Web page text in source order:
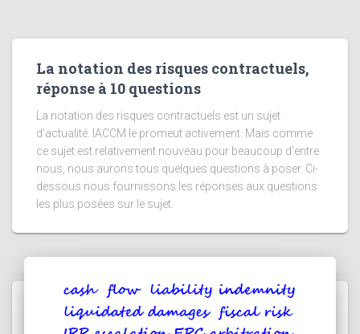
La notation des risques contractuels,
réponse à 10 questions
La notation des risques contractuels est un sujet
d’actualité. IACCM le promeut activement. Mais comme
ce sujet est relativement nouveau pour beaucoup d'entre
nous, nous aurons tous quelques questions à poser. Ci-
dessous nous fournissons les réponses aux questions
les plus posées sur le sujet.